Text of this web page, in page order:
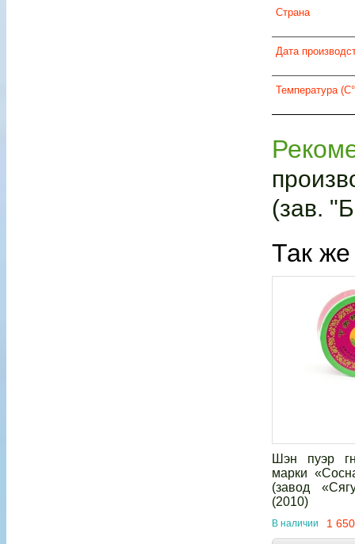
Страна
Дата
Температура
(зав.
Так же
Шэн пуэр
марки
(завод
(2010)
В наличии 1